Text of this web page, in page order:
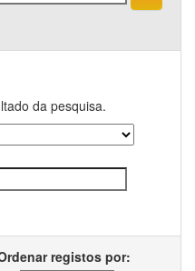
da pesquisa.
registos por: